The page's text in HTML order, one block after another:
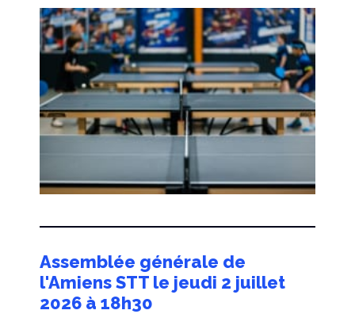
Assemblée générale de
l'Amiens STT le jeudi 2 juillet
2026 à 18h30